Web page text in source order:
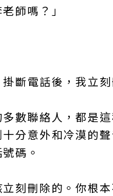
師嗎？」
斷電話後，我立
數聯絡人，都是
分意外和冷漠的
碼。
刻刪除的。你根